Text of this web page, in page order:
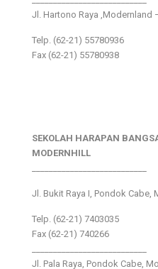
Jl. Hartono Raya ,Modernland
Telp. (62-21) 55780936
Fax (62-21) 55780938
SEKOLAH HARAPAN
MODERNHILL
Jl. Bukit Raya I, Pondok
Telp. (62-21) 7403035
Fax (62-21) 740266
Jl. Pala Raya, Pondok Cabe,